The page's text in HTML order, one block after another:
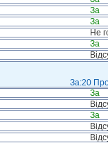
За
За
Не
За
За:20
За
За